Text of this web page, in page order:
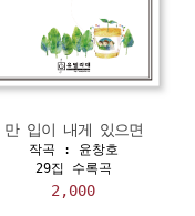
만 입이 내게 있으면
작곡 : 윤창호
29집 수록곡
2,000